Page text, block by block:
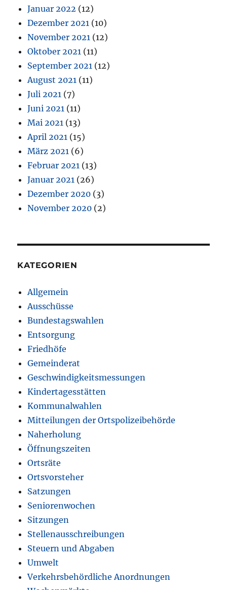
Januar 2022 (12)
Dezember 2021 (10)
November 2021 (12)
Oktober 2021 (11)
September 2021 (12)
August 2021 (11)
Juli 2021 (7)
Juni 2021 (11)
Mai 2021 (13)
April 2021 (15)
März 2021 (6)
Februar 2021 (13)
Januar 2021 (26)
Dezember 2020 (3)
November 2020 (2)
KATEGORIEN
Allgemein
Ausschüsse
Bundestagswahlen
Entsorgung
Friedhöfe
Gemeinderat
Geschwindigkeitsmessungen
Kindertagesstätten
Kommunalwahlen
Mitteilungen der Ortspolizeibehörde
Naherholung
Öffnungszeiten
Ortsräte
Ortsvorsteher
Satzungen
Seniorenwochen
Sitzungen
Stellenausschreibungen
Steuern und Abgaben
Umwelt
Verkehrsbehördliche Anordnungen